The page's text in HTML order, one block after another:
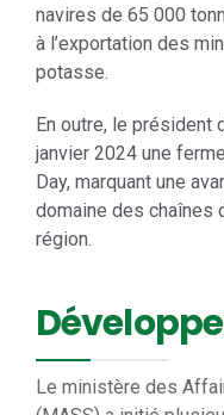
navires de 65 000
à l’exportation des
potasse.
En outre, le président
janvier 2024 une
Day, marquant une
domaine des chaînes
région.
Le ministère des